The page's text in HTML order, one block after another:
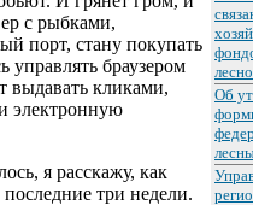
с рыбками,
порт, стану покупать
управлять браузером
выдавать кликами,
электронную
я расскажу, как
три недели.
Об